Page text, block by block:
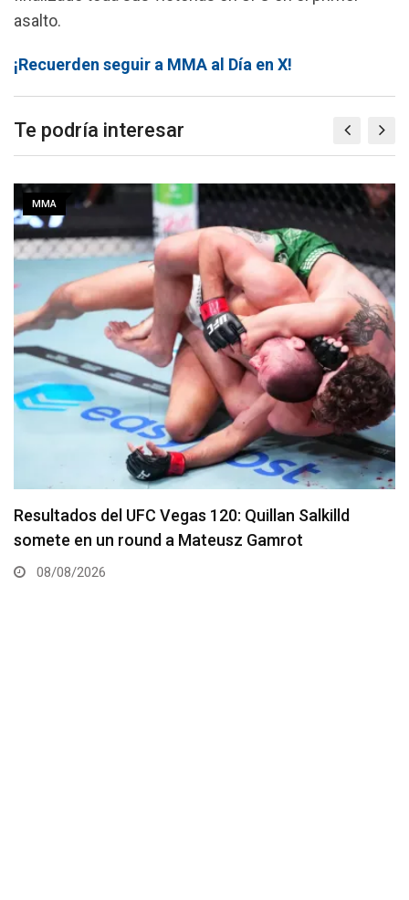
asalto.
¡Recuerden seguir a MMA al Día en X!
Te podría interesar
MMA
Se presenta un nuevo y remodelado UFC Meta
Apex
08/08/2026